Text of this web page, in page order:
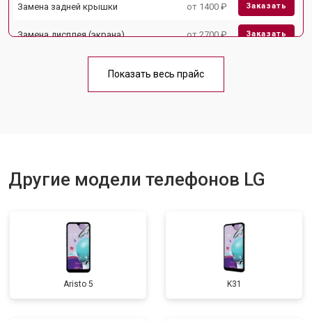
Замена задней крышки от 1400 ₽ Заказать
Замена дисплея (экрана) от 2700 ₽ Заказать
Замена кнопки включения от 1750 ₽
Показать весь прайс
Другие модели телефонов LG
Aristo 5 K31